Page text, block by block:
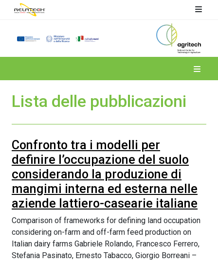
Lista delle pubblicazioni
Confronto tra i modelli per
definire l’occupazione del suolo
considerando la produzione di
mangimi interna ed esterna nelle
aziende lattiero-casearie italiane
Comparison of frameworks for defining land occupation
considering on-farm and off-farm feed production on
Italian dairy farms Gabriele Rolando, Francesco Ferrero,
Stefania Pasinato, Ernesto Tabacco, Giorgio Borreani –